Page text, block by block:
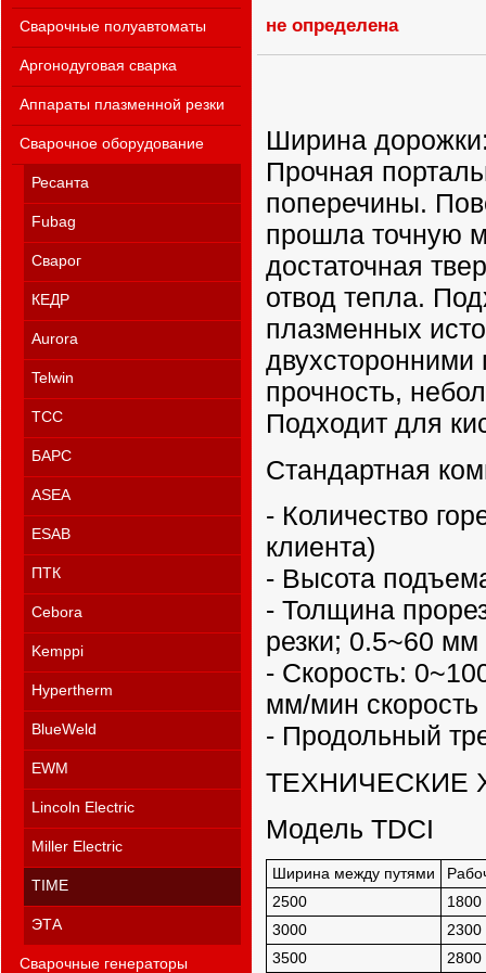
Сварочные полуавтоматы
Аргонодуговая сварка
Аппараты плазменной резки
Сварочное оборудование
Ресанта
Fubag
Сварог
КЕДР
Aurora
Telwin
ТСС
БАРС
ASEA
ESAB
ПТК
Cebora
Kemppi
Hypertherm
BlueWeld
EWM
Lincoln Electric
Miller Electric
TIME
ЭТА
Сварочные генераторы
не определена
Ширина
Прочная
поперечины.
прошла точную
достаточная
отвод тепла.
плазменных
прочность,
Подходит для
Стандартная
- Количество
клиента)
- Высота
- Толщина
резки; 0.5~60
- Скорость:
мм/мин скорость
- Продольный
ТЕХНИЧЕСКИЕ
Модель TDCI
Ширина между путями
2500
1800
3000
2300
3500
2800